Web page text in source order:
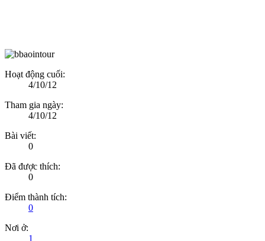
Hoạt động cuối:
4/10/12
Tham gia ngày:
4/10/12
Bài viết:
0
Đã được thích:
0
Điểm thành tích:
0
Nơi ở:
1